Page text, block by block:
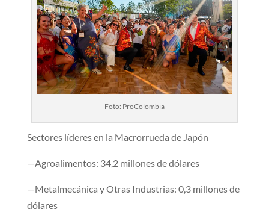
Foto: ProColombia
Sectores líderes en la Macrorrueda de Japón
—Agroalimentos: 34,2 millones de dólares
—Metalmecánica y Otras Industrias: 0,3 millones de
dólares